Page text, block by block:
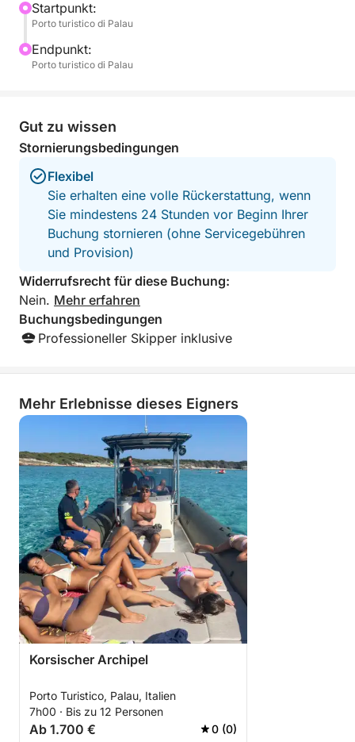
Startpunkt:
Porto turistico di Palau
Endpunkt:
Porto turistico di Palau
Gut zu wissen
Stornierungsbedingungen
Flexibel
Sie erhalten eine volle Rückerstattung, wenn
Sie mindestens 24 Stunden vor Beginn Ihrer
Buchung stornieren (ohne Servicegebühren
und Provision)
Widerrufsrecht für diese Buchung:
Nein. Mehr erfahren
Buchungsbedingungen
Professioneller Skipper inklusive
Mehr Erlebnisse dieses Eigners
Korsischer Archipel
Porto Turistico, Palau, Italien
7h00 · Bis zu 12 Personen
Ab 1.700 € 0 (0)